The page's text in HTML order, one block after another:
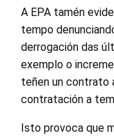
A EPA tamén
tempo
derrogación das
exemplo o
teñen un contrato
contratación a
Isto provoca que